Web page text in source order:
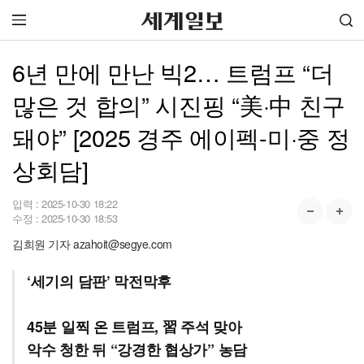
6년 만에 만난 빅2… 트럼프 “더
많은 것 합의” 시진핑 “美·中 친구
돼야” [2025 경주 에이펙-미·중 정
상회담]
입력 : 2025-10-30 18:22
수정 : 2025-10-30 18:53
김희원 기자 azahoit@segye.com
‘세기의 담판’ 막전막후
45분 일찍 온 트럼프, 習 주석 맞아
악수 청한 뒤 “강경한 협상가” 농담